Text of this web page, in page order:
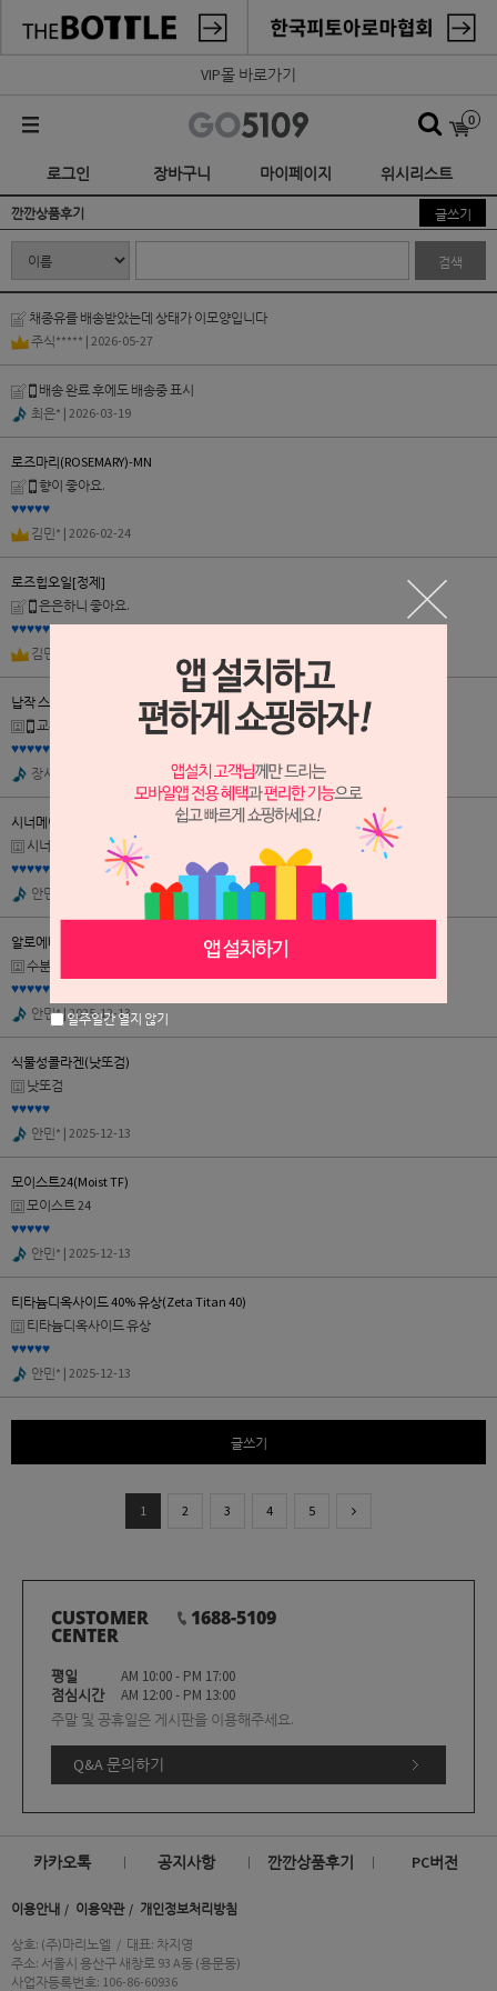
VIP몰 바로가기
0
로그인 장바구니 마이페이지 위시리스트
깐깐상품후기 글쓰기
검색
채종유를 배송받았는데 상태가 이모양입니다
주식***** | 2026-05-27
배송 완료 후에도 배송중 표시
최은* | 2026-03-19
로즈마리(ROSEMARY)-MN
향이 좋아요.
♥♥♥♥♥
김민* | 2026-02-24
로즈힙오일[정제]
은은하니 좋아요.
♥♥♥♥♥
김민*
납작 스프레이 유리용기 (100ml)
교환 가능 할까요?
♥♥♥♥♥
장서*
시너메이트
시너메이트
♥♥♥♥♥
안민*
알로에베라젤
수분크림 재료
♥♥♥♥♥
안민*| 2025-12-13
식물성콜라겐(낫또검)
낫또검
♥♥♥♥♥
안민* | 2025-12-13
모이스트24(Moist TF)
모이스트 24
♥♥♥♥♥
안민* | 2025-12-13
티타늄디옥사이드 40% 유상(Zeta Titan 40)
티타늄디옥사이드 유상
♥♥♥♥♥
안민* | 2025-12-13
글쓰기
1 2 3 4 5
CUSTOMER
CENTER
1688-5109
평일
AM 10:00 - PM 17:00
점심시간
AM 12:00 - PM 13:00
주말 및 공휴일은 게시판을 이용해주세요.
Q&A 문의하기
카카오톡 공지사항 깐깐상품후기 PC버전
이용안내 이용약관 개인정보처리방침
상호: (주)마리노엘 / 대표: 차지영
주소: 서울시 용산구 새창로 93 A동 (용문동)
사업자등록번호: 106-86-60936
일주일간 열지 않기